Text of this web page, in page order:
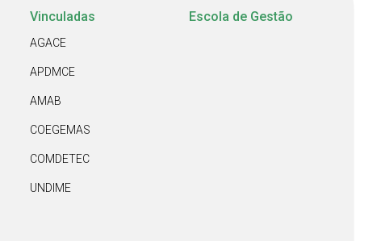
Vinculadas
AGACE
APDMCE
AMAB
COEGEMAS
COMDETEC
UNDIME
Escola de Gestão